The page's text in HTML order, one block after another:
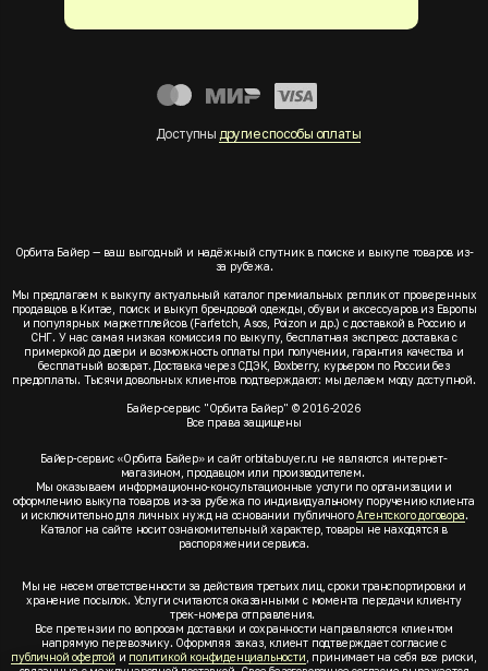
Доступны другие способы оплаты
Орбита Байер — ваш выгодный и надёжный спутник в поиске и выкупе товаров из-
за рубежа.
Мы предлагаем к выкупу актуальный каталог премиальных реплик от проверенных
продавцов в Китае, поиск и выкуп брендовой одежды, обуви и аксессуаров из Европы
и популярных маркетплейсов (Farfetch, Asos, Poizon и др.) с доставкой в Россию и
СНГ. У нас самая низкая комиссия по выкупу, бесплатная экспресс доставка с
примеркой до двери и возможность оплаты при получении, гарантия качества и
бесплатный возврат. Доставка через СДЭК, Boxberry, курьером по России без
предоплаты. Тысячи довольных клиентов подтверждают: мы делаем моду доступной.
Байер-сервис "Орбита Байер" © 2016-2026
Все права защищены
Байер-сервис «Орбита Байер» и сайт orbitabuyer.ru не являются интернет-
магазином, продавцом или производителем.
Мы оказываем информационно-консультационные услуги по организации и
оформлению выкупа товаров из-за рубежа по индивидуальному поручению клиента
и исключительно для личных нужд на основании публичногоАгентского договора.
Каталог на сайте носит ознакомительный характер, товары не находятся в
распоряжении сервиса.
Мы не несем ответственности за действия третьих лиц, сроки транспортировки и
хранение посылок. Услуги считаются оказанными с момента передачи клиенту
трек-номера отправления.
Все претензии по вопросам доставки и сохранности направляются клиентом
напрямую перевозчику. Оформляя заказ, клиент подтверждает согласие с
публичной офертой и политикой конфиденциальности , принимает на себя все риски,